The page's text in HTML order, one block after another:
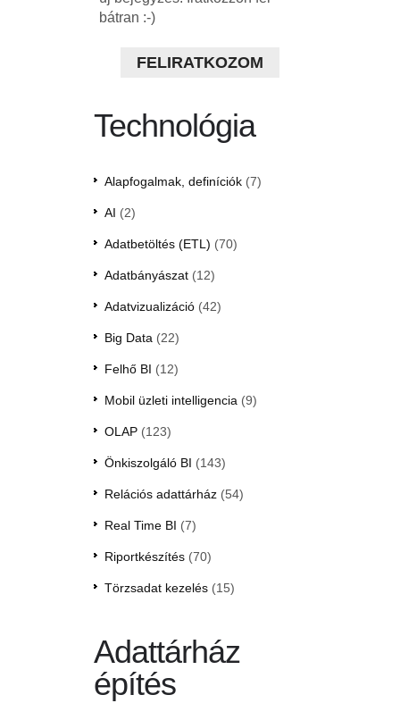
bátran :-)
FELIRATKOZOM
Technológia
Alapfogalmak, definíciók(7)
AI (2)
Adatbetöltés (ETL) (70)
Adatbányászat(12)
Adatvizualizáció(42)
Big Data (22)
Felhő BI (12)
Mobil üzleti intelligencia (9)
OLAP(123)
Önkiszolgáló BI (143)
Relációs adattárház(54)
Real Time BI (7)
Riportkészítés(70)
Törzsadat kezelés(15)
Adattárház
építés